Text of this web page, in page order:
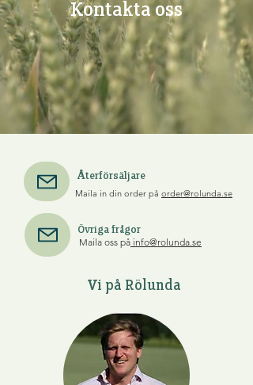
Kontakta oss
Återförsäljare
Maila in din order på order@rolunda.se
Övriga frågor
Maila oss på info@rolunda.se
Vi på Rölunda